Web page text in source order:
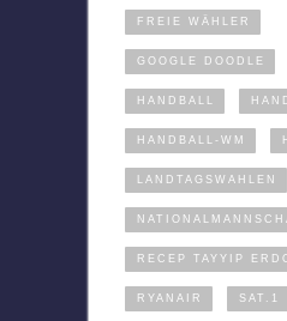
FREIE WÄHLER
GOOGLE DOODLE
HANDBALL
HANDBALL-WM
LANDTAGSWAHLEN
RECEP TAYYIP
RYANAIR SAT.1